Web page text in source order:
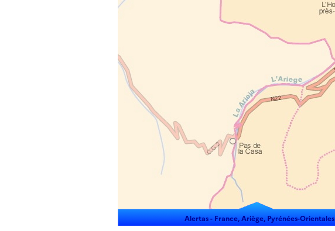
Alertas -France, Ariège, Pyrénées-Orientales